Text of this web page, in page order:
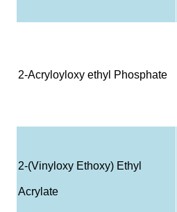
2-Acryloyloxy ethyl Phosphate
2-(Vinyloxy Ethoxy) Ethyl
Acrylate